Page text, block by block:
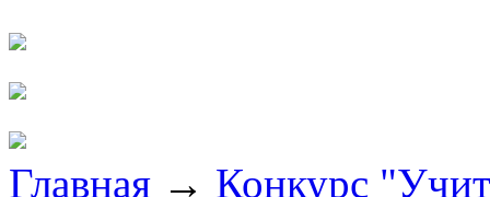
Главная → Конкурс